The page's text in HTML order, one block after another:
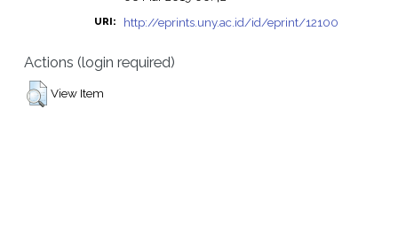
URI: http://eprints.uny.ac.id/id/eprint/12100
Actions (login required)
View Item